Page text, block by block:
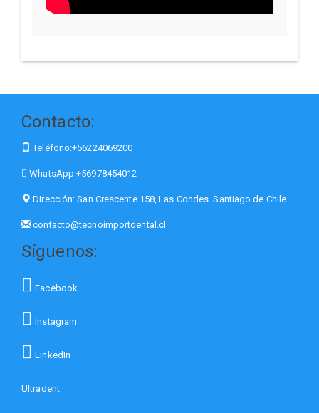
Contacto:
Teléfono:+56224069200
WhatsApp:+56978454012
Dirección:San Crescente 158, Las Condes. Santiago de Chile.
contacto@tecnoimportdental.cl
Síguenos:
Facebook
Instagram
LinkedIn
Ultradent